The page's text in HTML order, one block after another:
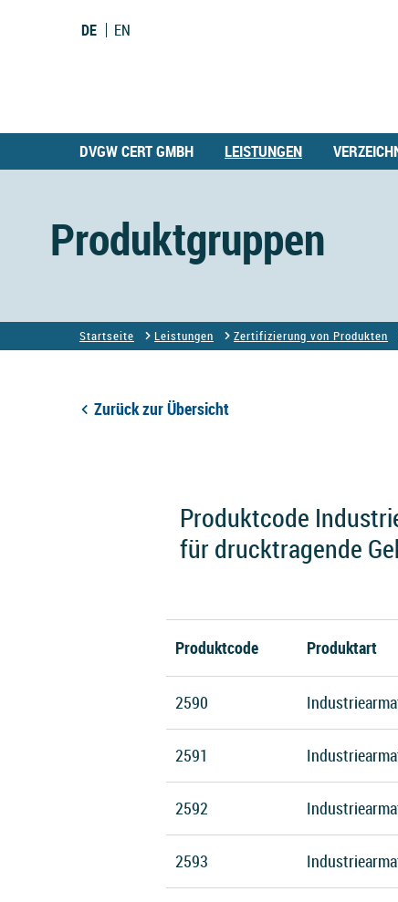
DE EN
DVGW CERT GMBH LEISTUNGEN
Produktgruppen
Startseite Leistungen Zertifizierung von Produkten
Zurück zur Übersicht
Produktcode
für drucktragende
Produktcode Produktart
2590
2591
2592
2593